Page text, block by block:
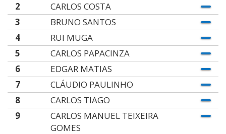
2
CARLOS COSTA
3
BRUNO SANTOS
4
RUI MUGA
5
CARLOS PAPACINZA
6
EDGAR MATIAS
7
CLÁUDIO PAULINHO
8
CARLOS TIAGO
9
CARLOS MANUEL TEIXEIRA
GOMES